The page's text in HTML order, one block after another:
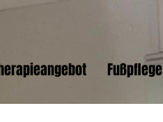
Fußpflege